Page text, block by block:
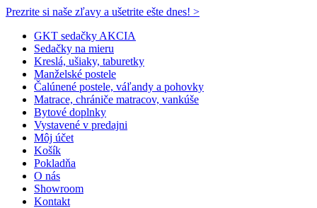
Prezrite si naše zľavy a ušetrite ešte dnes! >​
GKT sedačky AKCIA
Sedačky na mieru
Kreslá, ušiaky, taburetky
Manželské postele
Čalúnené postele, váľandy a pohovky
Matrace, chrániče matracov, vankúše
Bytové doplnky
Vystavené v predajni
Môj účet
Košík
Pokladňa
O nás
Showroom
Kontakt